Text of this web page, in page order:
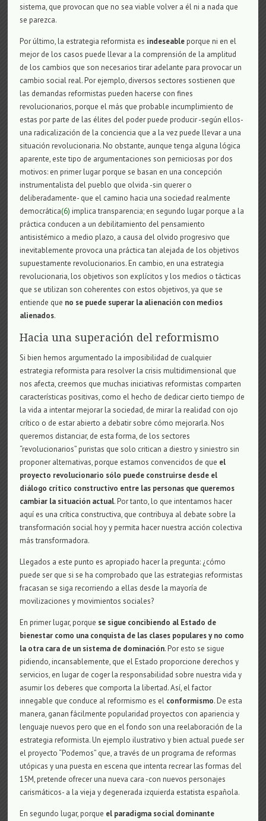
sistema, que provocan que no sea viable volver a él ni a nada que
se parezca.
Por último, la estrategia reformista es indeseableporque ni en el
mejor de los casos puede llevar a la comprensión de la amplitud
de los cambios que son necesarios tirar adelante para provocar un
cambio social real. Por ejemplo, diversos sectores sostienen que
las demandas reformistas pueden hacerse con fines
revolucionarios, porque el más que probable incumplimiento de
estas por parte de las élites del poder puede producir -según ellos-
una radicalización de la conciencia que a la vez puede llevar a una
situación revolucionaria. No obstante, aunque tenga alguna lógica
aparente, este tipo de argumentaciones son perniciosas por dos
motivos: en primer lugar porque se basan en una concepción
instrumentalista del pueblo que olvida -sin querer o
deliberadamente- que el camino hacia una sociedad realmente
democrática(6) implica transparencia; en segundo lugar porque a la
práctica conducen a un debilitamiento del pensamiento
antisistémico a medio plazo, a causa del olvido progresivo que
inevitablemente provoca una práctica tan alejada de los objetivos
supuestamente revolucionarios. En cambio, en una estrategia
revolucionaria, los objetivos son explícitos y los medios o tácticas
que se utilizan son coherentes con estos objetivos, ya que se
entiende que no se puede superar la alienación con medios
alienados.
Hacia una superación del reformismo
Si bien hemos argumentado la imposibilidad de cualquier
estrategia reformista para resolver la crisis multidimensional que
nos afecta, creemos que muchas iniciativas reformistas comparten
características positivas, como el hecho de dedicar cierto tiempo de
la vida a intentar mejorar la sociedad, de mirar la realidad con ojo
crítico o de estar abierto a debatir sobre cómo mejorarla. Nos
queremos distanciar, de esta forma, de los sectores
“revolucionarios” puristas que solo critican a diestro y siniestro sin
proponer alternativas, porque estamos convencidos de que el
proyecto revolucionario sólo puede construirse desde el
diálogo crítico constructivo entre las personas que queremos
cambiar la situación actual. Por tanto, lo que intentamos hacer
aquí es una crítica constructiva, que contribuya al debate sobre la
transformación social hoy y permita hacer nuestra acción colectiva
más transformadora.
Llegados a este punto es apropiado hacer la pregunta: ¿cómo
puede ser que si se ha comprobado que las estrategias reformistas
fracasan se siga recorriendo a ellas desde la mayoría de
movilizaciones y movimientos sociales?
En primer lugar, porque se sigue concibiendo al Estado de
bienestar como una conquista de las clases populares y no como
la otra cara de un sistema de dominación. Por esto se sigue
pidiendo, incansablemente, que el Estado proporcione derechos y
servicios, en lugar de coger la responsabilidad sobre nuestra vida y
asumir los deberes que comporta la libertad. Así, el factor
innegable que conduce al reformismo es el conformismo. De esta
manera, ganan fácilmente popularidad proyectos con apariencia y
lenguaje nuevos pero que en el fondo son una reelaboración de la
estrategia reformista. Un ejemplo ilustrativo y bien actual puede ser
el proyecto “Podemos” que, a través de un programa de reformas
utópicas y una puesta en escena que intenta recrear las formas del
15M, pretende ofrecer una nueva cara -con nuevos personajes
carismáticos- a la vieja y degenerada izquierda estatista española.
En segundo lugar, porque el paradigma social dominante